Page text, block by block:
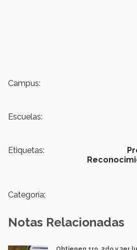
Campus:
Escuelas:
Etiquetas:
Categoría:
Notas Relacionadas